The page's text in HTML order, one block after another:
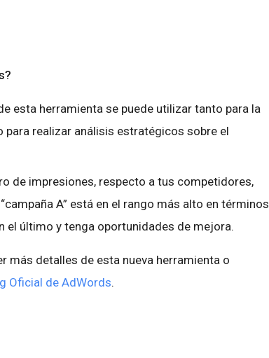
esta herramienta se puede utilizar tanto para la
realizar análisis estratégicos sobre el
de impresiones, respecto a tus competidores,
A” está en el rango más alto en términos
el último y tenga oportunidades de mejora.
más detalles de esta nueva herramienta o
Oficial de AdWords.